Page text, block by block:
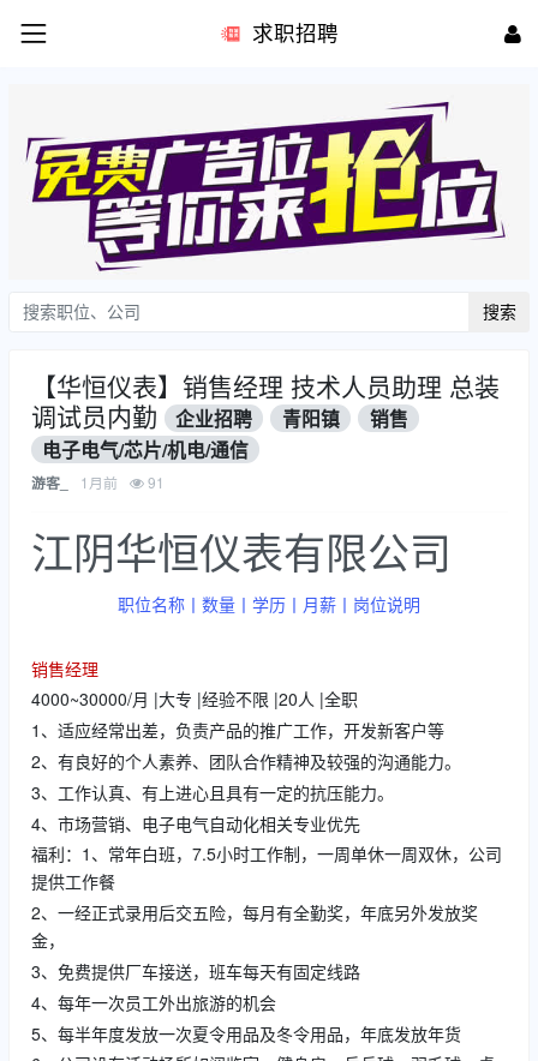
求职招聘
搜索
【华恒仪表】销售经理 技术人员助理 总装
调试员内勤
企业招聘 青阳镇
销售
电子电气/芯片/机电/通信
游客_ 1月前 91
江阴华恒仪表有限公司
职位名称丨数量丨学历丨月薪丨岗位说明
销售经理
4000~30000/月 |大专 |经验不限 |20人 |全职
1、适应经常出差，负责产品的推广工作，开发新客户等
2、有良好的个人素养、团队合作精神及较强的沟通能力。
3、工作认真、有上进心且具有一定的抗压能力。
4、市场营销、电子电气自动化相关专业优先
福利：1、常年白班，7.5小时工作制，一周单休一周双休，公司
提供工作餐
2、一经正式录用后交五险，每月有全勤奖，年底另外发放奖
金，
3、免费提供厂车接送，班车每天有固定线路
4、每年一次员工外出旅游的机会
5、每半年度发放一次夏令用品及冬令用品，年底发放年货